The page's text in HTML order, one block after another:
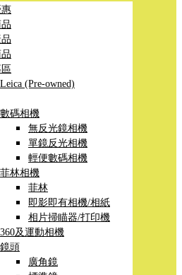
Leica (Pre-owned)
數碼相機
無反光鏡相機
單鏡反光相機
輕便數碼相機
菲林相機
菲林
即影即有相機/相紙
相片掃瞄器/打印機
360及運動相機
鏡頭
廣角鏡